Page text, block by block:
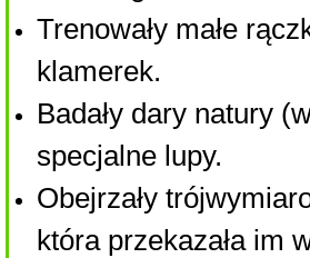
Trenowały małe
klamerek.
Badały dary natury
specjalne lupy.
Obejrzały
która przekazała im